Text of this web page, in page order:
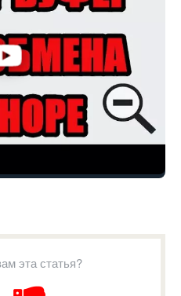
эта статья?